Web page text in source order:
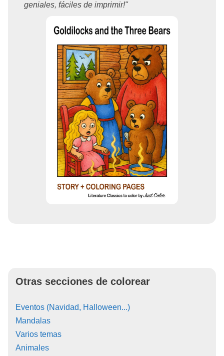
geniales, fáciles de imprimir!"
Otras secciones de colorear
Eventos (Navidad, Halloween...)
Mandalas
Varios temas
Animales